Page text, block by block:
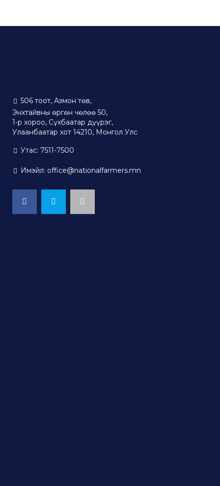
506 тоот, Азмон төв,
Энхтайвны өргөн чөлөө 50,
1-р хороо, Сүхбаатар дүүрэг,
Улаанбаатар хот 14210, Монгол Улс
Утас: 7511-7500
Имэйл: office@nationalfarmers.mn